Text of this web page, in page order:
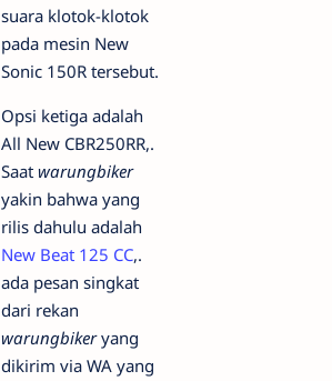
suara klotok-klotok
pada mesin New
Sonic 150R tersebut.
Opsi ketiga adalah
All New CBR250RR,.
Saat warungbiker
yakin bahwa yang
rilis dahulu adalah
New Beat 125 CC,.
ada pesan singkat
dari rekan
warungbikeryang
dikirim via WA yang